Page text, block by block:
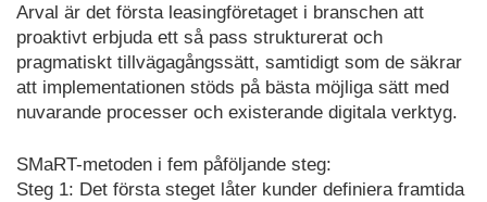
Arval är det första leasingföretaget i branschen att
proaktivt erbjuda ett så pass strukturerat och
pragmatiskt tillvägagångssätt, samtidigt som de säkrar
att implementationen stöds på bästa möjliga sätt med
nuvarande processer och existerande digitala verktyg.
SMaRT-metoden i fem påföljande steg:
Steg 1: Det första steget låter kunder definiera framtida